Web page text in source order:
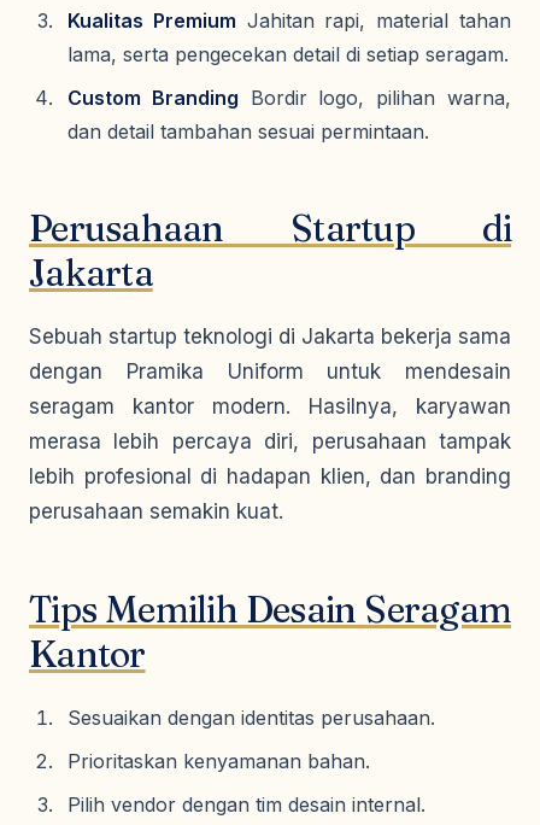
Kualitas Premium Jahitan rapi, material tahan
lama, serta pengecekan detail di setiap seragam.
Custom Branding Bordir logo, pilihan warna,
dan detail tambahan sesuai permintaan.
Perusahaan Startup di
Jakarta
Sebuah startup teknologi di Jakarta bekerja sama
dengan Pramika Uniform untuk mendesain
seragam kantor modern. Hasilnya, karyawan
merasa lebih percaya diri, perusahaan tampak
lebih profesional di hadapan klien, dan branding
perusahaan semakin kuat.
Tips Memilih Desain Seragam
Kantor
Sesuaikan dengan identitas perusahaan.
Prioritaskan kenyamanan bahan.
Pilih vendor dengan tim desain internal.